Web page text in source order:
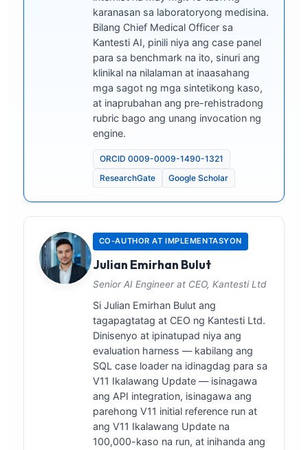
karanasan sa laboratoryong medisina.
Bilang Chief Medical Officer sa
Kantesti AI, pinili niya ang case panel
para sa benchmark na ito, sinuri ang
klinikal na nilalaman at inaasahang
mga sagot ng mga sintetikong kaso,
at inaprubahan ang pre-rehistradong
rubric bago ang unang invocation ng
engine.
ORCID 0009-0009-1490-1321
ResearchGate
Google Scholar
CO-AUTHOR AT IMPLEMENTASYON
Julian Emirhan Bulut
Senior AI Engineer at CEO, Kantesti Ltd
Si Julian Emirhan Bulut ang
tagapagtatag at CEO ng Kantesti Ltd.
Dinisenyo at ipinatupad niya ang
evaluation harness — kabilang ang
SQL case loader na idinagdag para sa
V11 Ikalawang Update — isinagawa
ang API integration, isinagawa ang
parehong V11 initial reference run at
ang V11 Ikalawang Update na
100,000-kaso na run, at inihanda ang